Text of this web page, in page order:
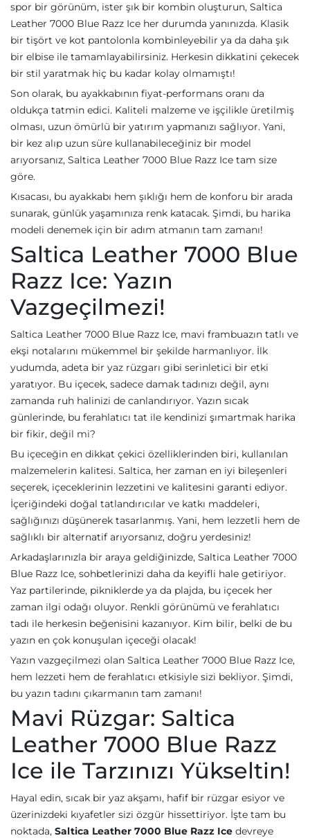
spor bir görünüm, ister şık bir kombin oluşturun, Saltica
Leather 7000 Blue Razz Ice her durumda yanınızda. Klasik
bir tişört ve kot pantolonla kombinleyebilir ya da daha şık
bir elbise ile tamamlayabilirsiniz. Herkesin dikkatini çekecek
bir stil yaratmak hiç bu kadar kolay olmamıştı!
Son olarak, bu ayakkabının fiyat-performans oranı da
oldukça tatmin edici. Kaliteli malzeme ve işçilikle üretilmiş
olması, uzun ömürlü bir yatırım yapmanızı sağlıyor. Yani,
bir kez alıp uzun süre kullanabileceğiniz bir model
arıyorsanız, Saltica Leather 7000 Blue Razz Ice tam size
göre.
Kısacası, bu ayakkabı hem şıklığı hem de konforu bir arada
sunarak, günlük yaşamınıza renk katacak. Şimdi, bu harika
modeli denemek için bir adım atmanın tam zamanı!
Saltica Leather 7000 Blue
Razz Ice: Yazın
Vazgeçilmezi!
Saltica Leather 7000 Blue Razz Ice, mavi frambuazın tatlı ve
ekşi notalarını mükemmel bir şekilde harmanlıyor. İlk
yudumda, adeta bir yaz rüzgarı gibi serinletici bir etki
yaratıyor. Bu içecek, sadece damak tadınızı değil, aynı
zamanda ruh halinizi de canlandırıyor. Yazın sıcak
günlerinde, bu ferahlatıcı tat ile kendinizi şımartmak harika
bir fikir, değil mi?
Bu içeceğin en dikkat çekici özelliklerinden biri, kullanılan
malzemelerin kalitesi. Saltica, her zaman en iyi bileşenleri
seçerek, içeceklerinin lezzetini ve kalitesini garanti ediyor.
İçeriğindeki doğal tatlandırıcılar ve katkı maddeleri,
sağlığınızı düşünerek tasarlanmış. Yani, hem lezzetli hem de
sağlıklı bir alternatif arıyorsanız, doğru yerdesiniz!
Arkadaşlarınızla bir araya geldiğinizde, Saltica Leather 7000
Blue Razz Ice, sohbetlerinizi daha da keyifli hale getiriyor.
Yaz partilerinde, pikniklerde ya da plajda, bu içecek her
zaman ilgi odağı oluyor. Renkli görünümü ve ferahlatıcı
tadı ile herkesin beğenisini kazanıyor. Kim bilir, belki de bu
yazın en çok konuşulan içeceği olacak!
Yazın vazgeçilmezi olan Saltica Leather 7000 Blue Razz Ice,
hem lezzeti hem de ferahlatıcı etkisiyle sizi bekliyor. Şimdi,
bu yazın tadını çıkarmanın tam zamanı!
Mavi Rüzgar: Saltica
Leather 7000 Blue Razz
Ice ile Tarzınızı Yükseltin!
Hayal edin, sıcak bir yaz akşamı, hafif bir rüzgar esiyor ve
üzerinizdeki kıyafetler sizi özgür hissettiriyor. İşte tam bu
noktada, Saltica Leather 7000 Blue Razz Ice devreye